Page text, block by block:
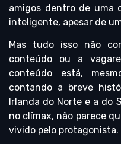
amigos dentro de uma
inteligente, apesar de
Mas tudo isso não
conteúdo ou a
conteúdo está,
contando a breve
Irlanda do Norte e a do
no clímax, não parece
vivido pelo protagonista.